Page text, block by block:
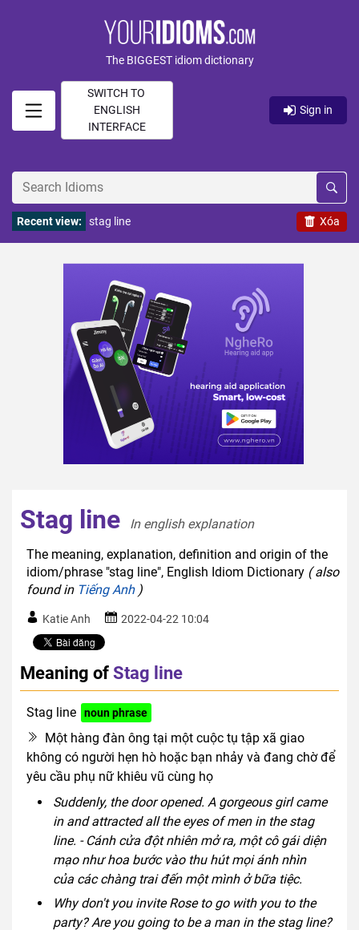
The BIGGEST idiom dictionary
SWITCH TO
ENGLISH
INTERFACE
Sign in
Xóa
Recent view: stag line
Stag line
In english explanation
The meaning, explanation, definition and origin of the
idiom/phrase "stag line", English Idiom Dictionary ( also
found in Tiếng Anh)
Katie Anh 2022-04-22 10:04
Meaning ofStag line
Stag line noun phrase
Một hàng đàn ông tại một cuộc tụ tập xã giao
không có người hẹn hò hoặc bạn nhảy và đang chờ để
yêu cầu phụ nữ khiêu vũ cùng họ
Suddenly, the door opened. A gorgeous girl came
in and attracted all the eyes of men in the stag
line. - Cánh cửa đột nhiên mở ra, một cô gái diện
mạo như hoa bước vào thu hút mọi ánh nhìn
của các chàng trai đến một mình ở bữa tiệc.
Why don't you invite Rose to go with you to the
party? Are you going to be a man in the stag line?